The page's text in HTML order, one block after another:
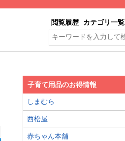
閲覧履歴 カテゴリ一覧
子育て用品のお得情報
しまむら
西松屋
赤ちゃん本舗